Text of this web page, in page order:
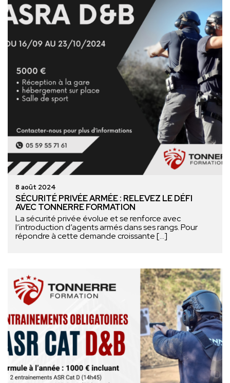
8 août 2024
SÉCURITÉ PRIVÉE ARMÉE : RELEVEZ LE DÉFI
AVEC TONNERRE FORMATION
La sécurité privée évolue et se renforce avec
l’introduction d’agents armés dans ses rangs. Pour
répondre à cette demande croissante […]